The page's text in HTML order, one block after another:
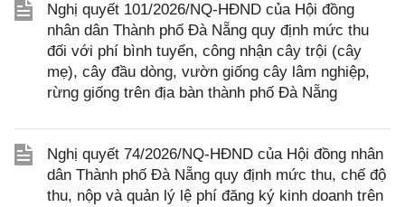
Nghị quyết 101/2026/NQ-HĐND của Hội đồng
nhân dân Thành phố Đà Nẵng quy định mức thu
đối với phí bình tuyển, công nhận cây trội (cây
mẹ), cây đầu dòng, vườn giống cây lâm nghiệp,
rừng giống trên địa bàn thành phố Đà Nẵng
Nghị quyết 74/2026/NQ-HĐND của Hội đồng nhân
dân Thành phố Đà Nẵng quy định mức thu, chế độ
thu, nộp và quản lý lệ phí đăng ký kinh doanh trên